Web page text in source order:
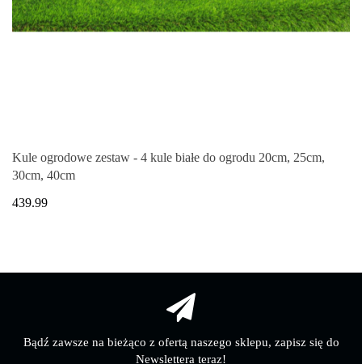
Kule ogrodowe zestaw - 4 kule białe do ogrodu 20cm, 25cm,
30cm, 40cm
439.99
Bądź zawsze na bieżąco z ofertą naszego sklepu, zapisz się do
Newslettera teraz!